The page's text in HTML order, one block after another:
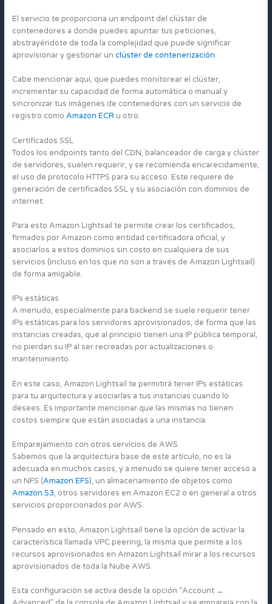
El servicio te proporciona un endpoint del clúster de
contenedores a donde puedes apuntar tus peticiones,
abstrayéndote de toda la complejidad que puede significar
aprovisionar y gestionar un clúster de contenerización.
Cabe mencionar aquí, que puedes monitorear el clúster,
incrementar su capacidad de forma automática o manual y
sincronizar tus imágenes de contenedores con un servicio de
registro como Amazon ECR u otro.
Certificados SSL
Todos los endpoints tanto del CDN, balanceador de carga y clúster
de servidores, suelen requerir, y se recomienda encarecidamente,
el uso de protocolo HTTPS para su acceso. Este requiere de
generación de certificados SSL y su asociación con dominios de
internet.
Para esto Amazon Lightsail te permite crear los certificados,
firmados por Amazon como entidad certificadora oficial, y
asociarlos a estos dominios sin costo en cualquiera de sus
servicios (incluso en los que no son a través de Amazon Lightsail)
de forma amigable.
IPs estáticas
A menudo, especialmente para backend se suele requerir tener
IPs estáticas para los servidores aprovisionados, de forma que las
instancias creadas, que al principio tienen una IP pública temporal,
no pierdan su IP al ser recreadas por actualizaciones o
mantenimiento.
En este caso, Amazon Lightsail te permitirá tener IPs estáticas
para tu arquitectura y asociarlas a tus instancias cuando lo
desees. Es importante mencionar que las mismas no tienen
costos siempre que están asociadas a una instancia.
Emparejamiento con otros servicios de AWS
Sabemos que la arquitectura base de este artículo, no es la
adecuada en muchos casos, y a menudo se quiere tener acceso a
un NFS (Amazon EFS), un almacenamiento de objetos como
Amazon S3, otros servidores en Amazon EC2 o en general a otros
servicios proporcionados por AWS.
Pensado en esto, Amazon Lightsail tiene la opción de activar la
característica llamada VPC peering, la misma que permite a los
recursos aprovisionados en Amazon Lightsail mirar a los recursos
aprovisionados de toda la Nube AWS.
Esta configuración se activa desde la opción “Account →